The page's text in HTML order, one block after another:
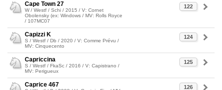
122
Cape Town 27
W / Westf / Schi / 2015 / V: Cornet
Obolensky (ex: Windows / MV: Rolls Royce
/ 107MC07
124
Capizzi K
S / Westf / Db / 2020 / V: Comme Prévu /
MV: Cinquecento
125
Capriccina
S / Westf / FkaSc / 2016 / V: Capistrano /
MV: Perigueux
126
Caprice 467